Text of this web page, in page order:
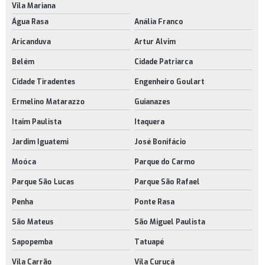
Vila Mariana
Água Rasa
Anália Franco
Aricanduva Artur Alvim
Belém Cidade Patriarca
Cidade Tiradentes Engenheiro Goulart
Ermelino Matarazzo Guianazes
Itaim Paulista Itaquera
Jardim Iguatemi José Bonifácio
Moóca Parque do Carmo
Parque São Lucas Parque São Rafael
Penha Ponte Rasa
São Mateus São Miguel Paulista
Sapopemba Tatuapé
Vila Carrão Vila Curuçá